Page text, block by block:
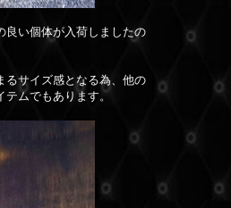
良い個体が入荷しましたの
るサイズ感となる為、他の
テムでもあります。